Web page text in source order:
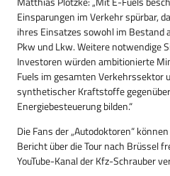
Einsparungen im Verkehr spürbar,
ihres Einsatzes sowohl im Bestand
Pkw und Lkw. Weitere notwendige
Investoren würden ambitionierte
Fuels im gesamten Verkehrssektor
synthetischer Kraftstoffe
Energiebesteuerung bilden.“
Die Fans der „Autodoktoren“
Bericht über die Tour nach Brüssel
YouTube-Kanal der Kfz-Schrauber